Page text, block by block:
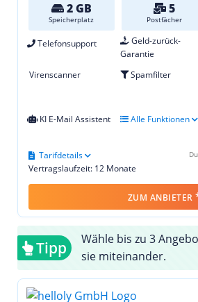
2 GB
Speicherplatz
5
Postfächer
Telefonsupport
Geld-zurück-
Garantie
Virenscanner
Spamfilter
KI E-Mail Assistent
Alle Funktionen
Vertragslaufzeit: 12 Monate
Tarifdetails
ZUM ANBIETER
Tipp
Wähle bis zu 3
sie miteinander.